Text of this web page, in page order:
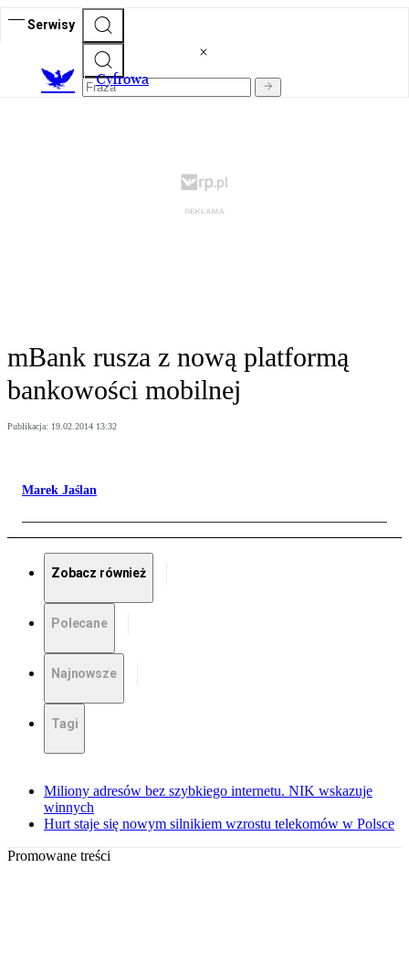
Serwisy
Cyfrowa
mBank rusza z nową platformą
bankowości mobilnej
Publikacja: 19.02.2014 13:32
Marek Jaślan
Zobacz również
Polecane
Najnowsze
Tagi
Miliony adresów bez szybkiego internetu. NIK wskazuje
winnych
Hurt staje się nowym silnikiem wzrostu telekomów w Polsce
Promowane treści